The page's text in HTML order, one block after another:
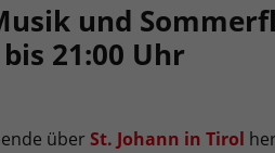
und
21:00 Uhr
über St. Johann in Tirol